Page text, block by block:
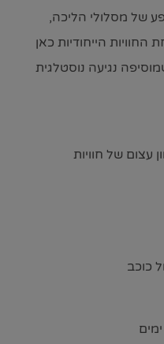
של מסלולי הליכה,
הייחודיות כאן
נגיעה נוסטלגית
של חוויות